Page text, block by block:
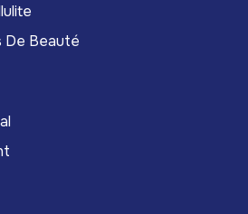
De Beauté